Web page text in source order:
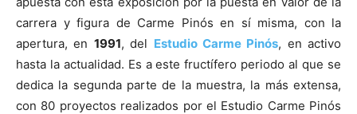
carrera y figura de Carme Pinós en sí misma, con la
apertura, en 1991, del Estudio Carme Pinós, en activo
hasta la actualidad. Es a este fructífero periodo al que se
dedica la segunda parte de la muestra, la más extensa,
con 80 proyectos realizados por el Estudio Carme Pinós